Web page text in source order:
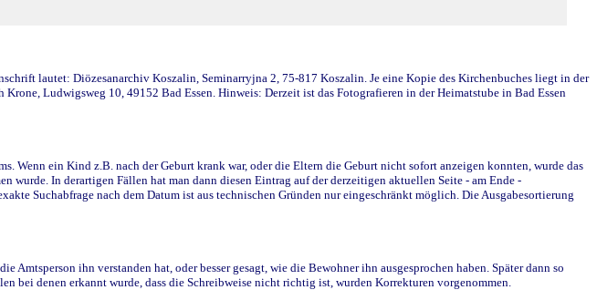
lautet: Diözesanarchiv Koszalin, Seminarryjna 2, 75-817 Koszalin. Je eine Kopie des Kirchenbuches liegt in der
Ludwigsweg 10, 49152 Bad Essen. Hinweis: Derzeit ist das Fotografieren in der Heimatstube in Bad Essen
Wenn ein Kind z.B. nach der Geburt krank war, oder die Eltern die Geburt nicht sofort anzeigen konnten, wurde das
In derartigen Fällen hat man dann diesen Eintrag auf der derzeitigen aktuellen Seite - am Ende -
Suchabfrage nach dem Datum ist aus technischen Gründen nur eingeschränkt möglich. Die Ausgabesortierung
ihn verstanden hat, oder besser gesagt, wie die Bewohner ihn ausgesprochen haben. Später dann so
bei denen erkannt wurde, dass die Schreibweise nicht richtig ist, wurden Korrekturen vorgenommen.